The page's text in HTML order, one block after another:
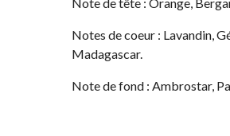
Notes de coeur : Lavandin,
Madagascar.
Note de fond : Ambrostar,